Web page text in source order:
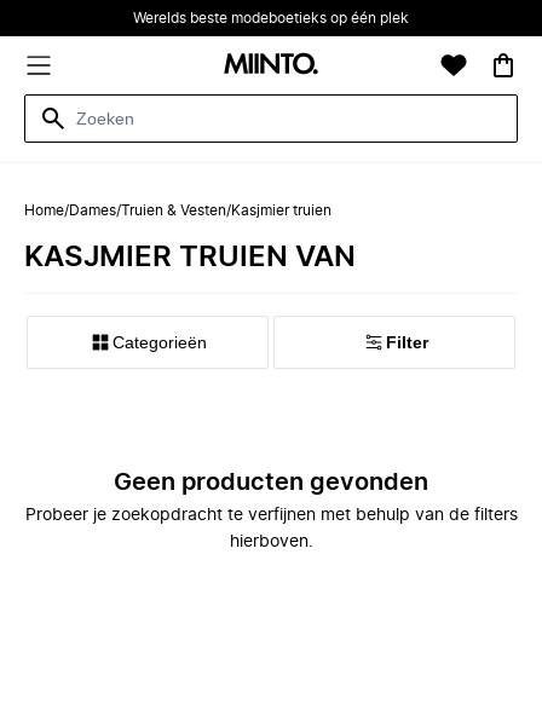
Werelds beste modeboetieks op één plek
Home/Dames/Truien & Vesten/Kasjmier truien
KASJMIER TRUIEN VAN
Categorieën Filter
Geen producten gevonden
Probeer je zoekopdracht te verfijnen met behulp van de filters
hierboven.